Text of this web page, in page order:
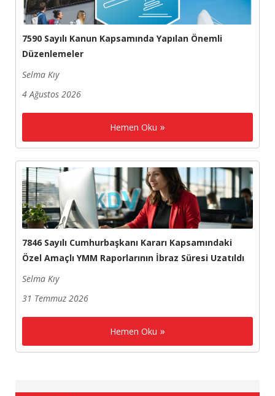
7590 Sayılı Kanun Kapsamında Yapılan Önemli
Düzenlemeler
Selma Kıy
4 Ağustos 2026
Hemen Oku
7846 Sayılı Cumhurbaşkanı Kararı Kapsamındaki
Özel Amaçlı YMM Raporlarının İbraz Süresi Uzatıldı
Selma Kıy
31 Temmuz 2026
Hemen Oku